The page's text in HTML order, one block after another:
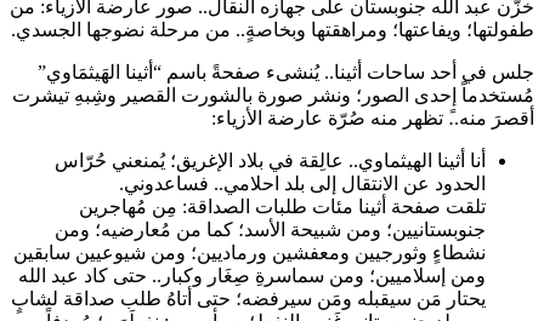
خزّن عبد الله جنوبستان على جهازه النقال.. صور عارضة الأزياء: من
طفولتها؛ ويفاعتها؛ ومراهقتها وبخاصةٍ.. من مرحلة نضوجها الجسدي.
جلس في أحد ساحات أثينا.. يُنشىء صفحةً باسم “أثينا الهَيثمَاوي”
مُستخدماً إحدى الصور؛ ونشر صورة بالشورت القصير وشِبهِ تيشرت
أقصرَ منه..ً تظهر منه صُرّة عارضة الأزياء:
أنا أثينا الهيثماوي.. عالِقة في بلاد الإغريق؛ يُمنعني حُرّاس
الحدود عن الانتقال إلى بلد احلامي.. فساعدوني.
تلقت صفحة أثينا مئات طلبات الصداقة: مِن مُهاجرين
جنوبستانيين؛ ومن شبيحة الأسد؛ كما من مُعارضيه؛ ومن
نشطاءٍ وثورجيين ومعفشين ورماديين؛ ومن شيوعيين سابقين
ومن إسلاميين؛ ومن سماسرةِ صِغَار وكبار.. حتى كاد عبد الله
يحتار مَن سيقبله ومَن سيرفضه؛ حتى أتاهُ طلب صداقة لشابٍ